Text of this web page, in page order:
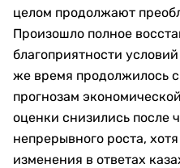
целом продолжают
Произошло полное
благоприятности
же время продолжилось
прогнозам
оценки снизились после
непрерывного роста,
изменения в ответах